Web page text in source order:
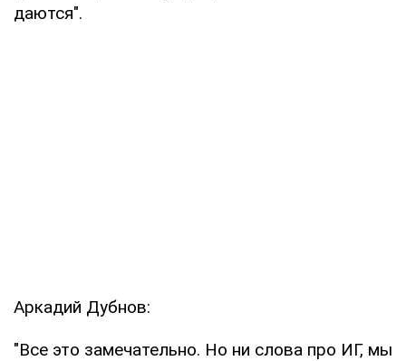
даются".
Аркадий Дубнов:
"Все это замечательно. Но ни слова про ИГ, мы